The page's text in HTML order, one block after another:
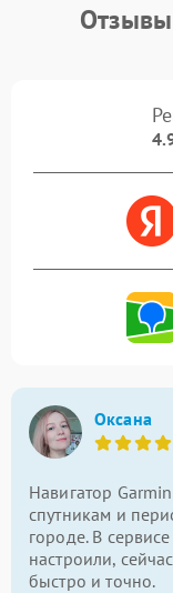
Оксана
Навигатор
спутникам и
городе. В
настроили,
быстро и точно.